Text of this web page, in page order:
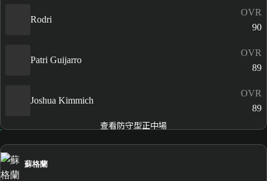
Rodri
OVR
90
Patri Guijarro
OVR
89
Joshua Kimmich
OVR
89
查看防守型正中場
蘇格蘭